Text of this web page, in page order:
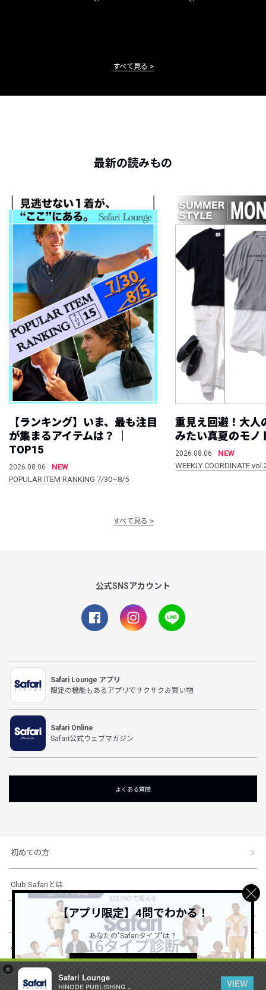
×
Safari Lounge
HINODE PUBLISHING .. VIEW
すべて見る
最新の読みもの
【ランキング】いま、最も注目
が集まるアイテムは？ ｜
TOP15
2026.08.06
NEW
POPULAR ITEM RANKING 7/30~8/5
重見え回避！大人
みたい真夏のモノ
2026.08.06
NEW
WEEKLY COORDINATE
すべて見る
公式SNSアカウント
Safari Lounge アプリ
限定の機能もあるアプリでサクサクお買い物
Safari Online
Safari公式ウェブマガジン
よくある質問
初めての方
Club Safariとは
ショッピングガイド
会社概要・規約
© 1996-2026 HINODE PUBLISHING co., ltd. All Rights Reserved.
【アプリ限定】4問でわかる！
あなたの"Safariタイプ"は？
詳しくはこちら ＞